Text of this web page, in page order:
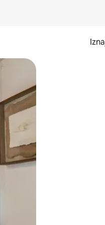
prstom po zaslonu.